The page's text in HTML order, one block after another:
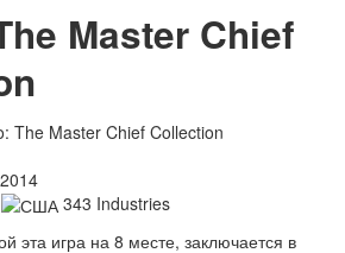
Master Chief
2014
343 Industries
эта игра на 8 месте, заключается в